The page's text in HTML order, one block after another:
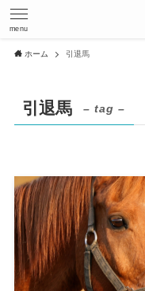
menu
ホーム 引退馬
引退馬 – tag –